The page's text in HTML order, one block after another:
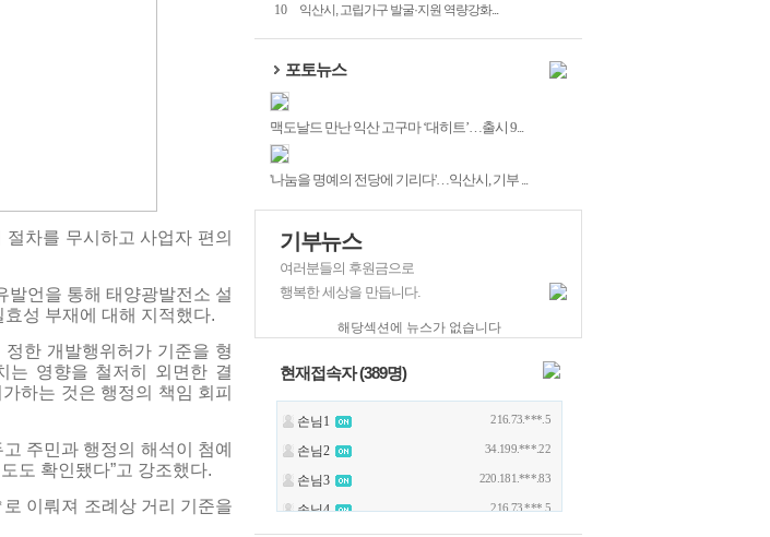
차를 무시하고 사업자 편의
발언을 통해 태양광발전소 설
성 부재에 대해 지적했다.
한 개발행위허가 기준을 형
는 영향을 철저히 외면한 결
하는 것은 행정의 책임 회피
주민과 행정의 해석이 첨예
도 확인됐다”고 강조했다.
이뤄져 조례상 거리 기준을
10
익산시, 고립가구 발굴·지원 역량강화...
포토뉴스
맥도날드 만난 익산 고구마 ‘대히트’…출시 9...
'나눔을 명예의 전당에 기리다'…익산시, 기부 ...
기부뉴스
여러분들의 후원금으로
행복한 세상을 만듭니다.
해당섹션에 뉴스가 없습니다
현재접속자 (389명)